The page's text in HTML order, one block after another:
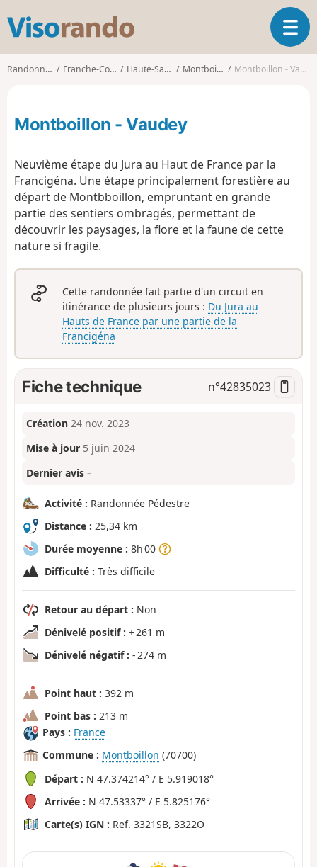
s
o
d
O
u
v
o
Randonnées Franche-Comté Haute-Saône Montboillon Montboillon - Vaudey
Montboillon - Vaudey
Neuvième étape du Jura au Haut de France par la
Francigéna. Une étape principalement forestière au
départ de Montbboillon, empruntant en grande
partie des sentiers ombragés, permettant de
découvrir les paysages, la flore et la faune de cette
nature si fragile.
Cette randonnée fait partie d'un circuit en
itinérance de plusieurs jours : Du Jura au
Hauts de France par une partie de la
Francigéna
Fiche technique n°42835023
Création 24 nov. 2023
Mise à jour 5 juin 2024
Dernier avis –
Activité : Randonnée Pédestre
Distance : 25,34 km
Durée moyenne : 8h 00
Difficulté : Très difficile
Retour au départ : Non
Dénivelé positif : + 261 m
Dénivelé négatif : - 274 m
Point haut : 392 m
Point bas : 213 m
Pays : France
Commune : Montboillon (70700)
Départ : N 47.374214° / E 5.919018°
Arrivée : N 47.53337° / E 5.825176°
Carte(s) IGN : Ref. 3321SB, 3322O